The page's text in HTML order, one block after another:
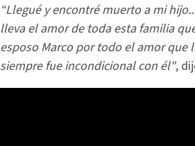
“Llegué y encontré muerto a mi
lleva el amor de toda esta familia
esposo Marco por todo el amor que
siempre fue incondicional con él",